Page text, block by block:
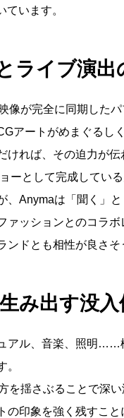
います。
ライブ演出
像が完全に同期したパ
アートがめまぐるし
ければ、その迫力が
ーとして完成してい
Anymaは「聞く」と
ァッションとのコラ
ドとも相性が良さそ
み出す没入
アル、音楽、照明……
。
を揺さぶることで深い
の印象を強く残すこ